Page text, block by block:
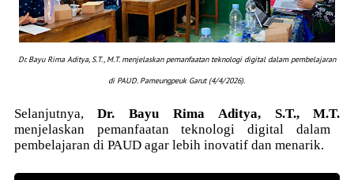
Dr. Bayu Rima Aditya, S.T., M.T.menjelaskan pemanfaatan teknologi digital dalam pembelajaran
di PAUD. Pameungpeuk Garut (4/4/2026).
Selanjutnya,Dr. Bayu Rima Aditya, S.T., M.T.
menjelaskan pemanfaatan teknologi digital dalam
pembelajaran di PAUD agar lebih inovatif dan menarik.